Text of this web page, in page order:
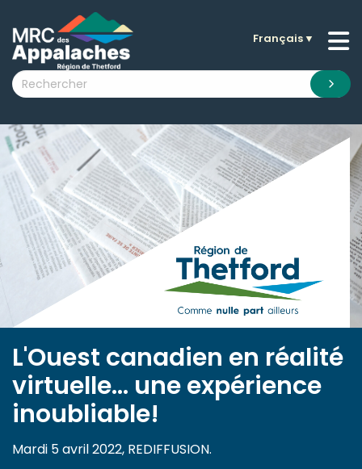
submenu (La MRC )
submenu (Citoyens )
submenu (Visiteurs )
submenu (Nouvelles )
submenu (Documentation )
Français▼
L'Ouest canadien en réalité
virtuelle… une expérience
inoubliable!
Mardi 5 avril 2022, REDIFFUSION.